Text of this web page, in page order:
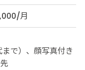
月
で）、顔写真付き